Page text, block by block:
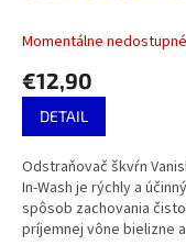
Momentálne nedostupné
€12,90
DETAIL
Odstraňovač škvŕn
In-Wash je rýchly a účinný
spôsob zachovania
príjemnej vône bielizne a